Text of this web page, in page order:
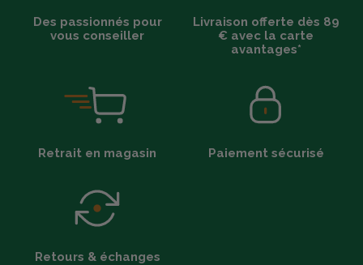
Des passionnés pour
vous conseiller
Livraison offerte dès 89
€ avec la carte
avantages*
Retrait en magasin Paiement sécurisé
Retours & échanges